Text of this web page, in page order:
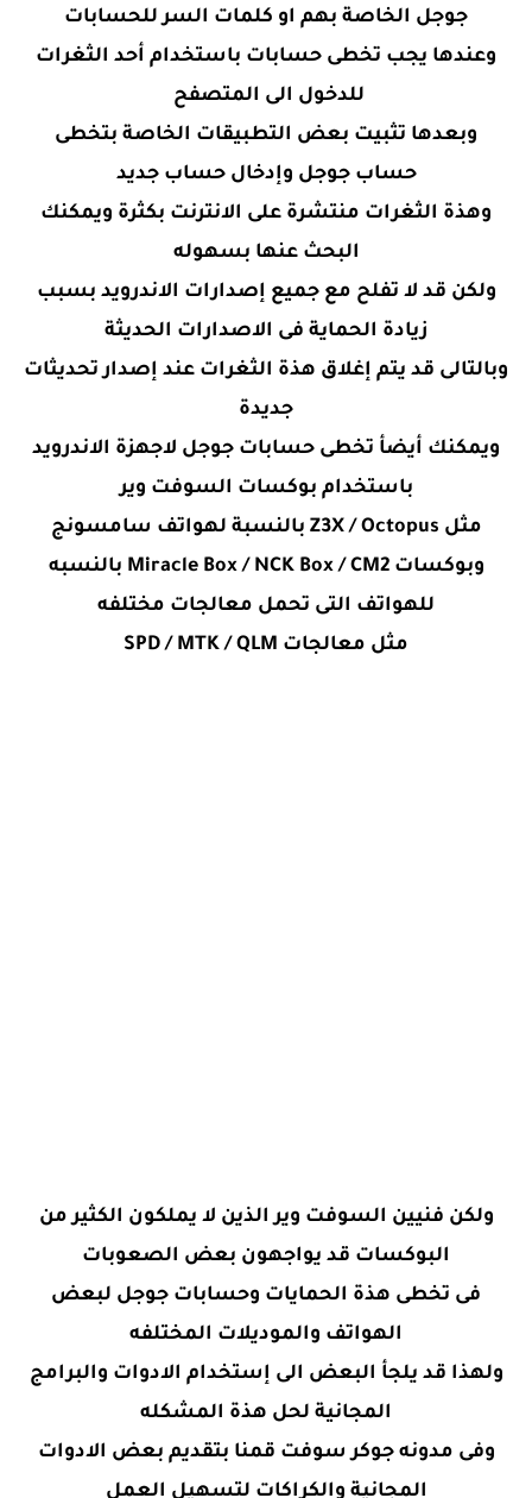
جوجل الخاصة بهم او كلمات السر للحسابات
وعندها يجب تخطى حسابات باستخدام أحد الثغرات
للدخول الى المتصفح
وبعدها تثبيت بعض التطبيقات الخاصة بتخطى
حساب جوجل وإدخال حساب جديد
وهذة الثغرات منتشرة على الانترنت بكثرة ويمكنك
البحث عنها بسهوله
ولكن قد لا تفلح مع جميع إصدارات الاندرويد بسبب
زيادة الحماية فى الاصدارات الحديثة
وبالتالى قد يتم إغلاق هذة الثغرات عند إصدار تحديثات
جديدة
ويمكنك أيضأ تخطى حسابات جوجل لاجهزة الاندرويد
باستخدام بوكسات السوفت وير
مثل Z3X / Octopus بالنسبة لهواتف سامسونج
وبوكسات Miracle Box / NCK Box / CM2 بالنسبه
للهواتف التى تحمل معالجات مختلفه
مثل معالجات SPD / MTK / QLM
ولكن فنيين السوفت وير الذين لا يملكون الكثير من
البوكسات قد يواجهون بعض الصعوبات
فى تخطى هذة الحمايات وحسابات جوجل لبعض
الهواتف والموديلات المختلفه
ولهذا قد يلجأ البعض الى إستخدام الادوات والبرامج
المجانية لحل هذة المشكله
وفى مدونه جوكر سوفت قمنا بتقديم بعض الادوات
المجانية والكراكات لتسهيل العمل